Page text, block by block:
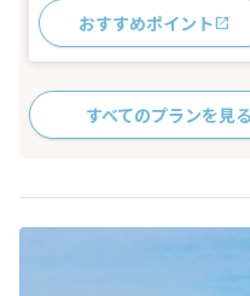
おすすめポイント
すべてのプランを見る